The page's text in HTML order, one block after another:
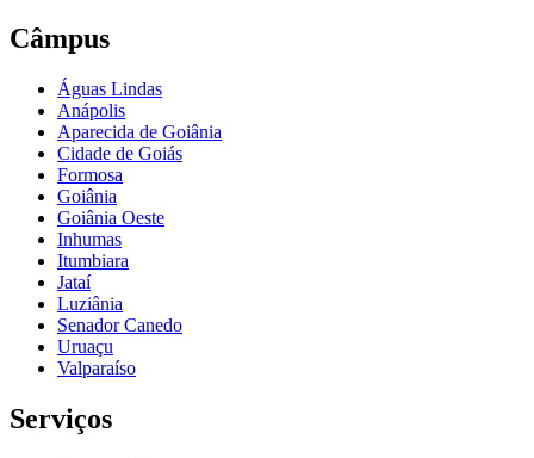
Câmpus
Águas Lindas
Anápolis
Aparecida de Goiânia
Cidade de Goiás
Formosa
Goiânia
Goiânia Oeste
Inhumas
Itumbiara
Jataí
Luziânia
Senador Canedo
Uruaçu
Valparaíso
Serviços